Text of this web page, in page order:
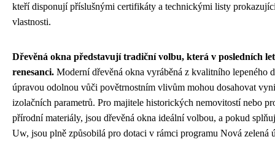
kteří disponují příslušnými certifikáty a technickými listy
vlastnosti.
Dřevěná okna představují tradiční volbu, která v posledních
renesanci. Moderní dřevěná okna vyráběná z kvalitního lepeného
úpravou odolnou vůči povětrnostním vlivům mohou dosahovat
izolačních parametrů. Pro majitele historických nemovitostí nebo
přírodní materiály, jsou dřevěná okna ideální volbou, a pokud
Uw, jsou plně způsobilá pro dotaci v rámci programu Nová zelená